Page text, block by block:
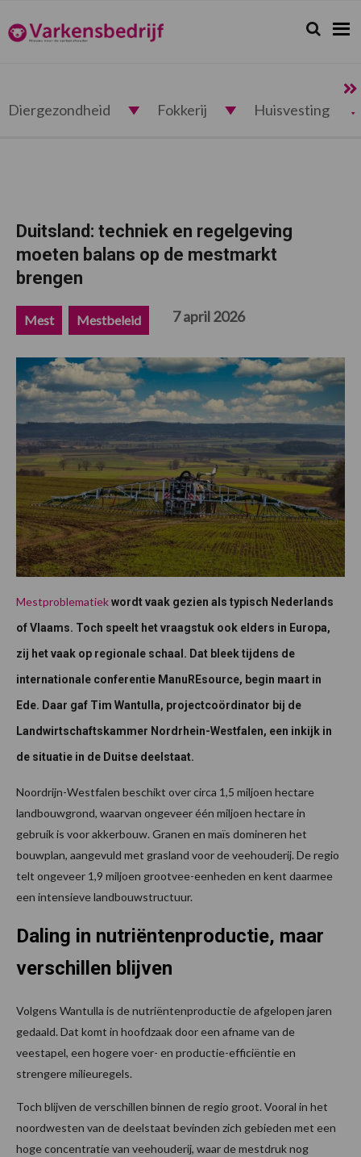
de
hoofdnavigatie
de
hoofd
de
eerste
de
voettekst
Varkensbedrijf.nl Zoeken...
Zoek
Diergezondheid Fokkerij Huisvesting
Duitsland: techniek en regelgeving
moeten balans op de mestmarkt
brengen
Mest Mestbeleid 7 april 2026
Mestproblematiekwordt vaak gezien als typisch Nederlands
of Vlaams. Toch speelt het vraagstuk ook elders in Europa,
zij het vaak op regionale schaal. Dat bleek tijdens de
internationale conferentie ManuREsource, begin maart in
Ede. Daar gaf Tim Wantulla, projectcoördinator bij de
Landwirtschaftskammer Nordrhein-Westfalen, een inkijk in
de situatie in de Duitse deelstaat.
Noordrijn-Westfalen beschikt over circa 1,5 miljoen hectare
landbouwgrond, waarvan ongeveer één miljoen hectare in
gebruik is voor akkerbouw. Granen en maïs domineren het
bouwplan, aangevuld met grasland voor de veehouderij. De regio
telt ongeveer 1,9 miljoen grootvee-eenheden en kent daarmee
een intensieve landbouwstructuur.
Daling in nutriëntenproductie, maar
verschillen blijven
Volgens Wantulla is de nutriëntenproductie de afgelopen jaren
gedaald. Dat komt in hoofdzaak door een afname van de
veestapel, een hogere voer- en productie-efficiëntie en
strengere milieuregels.
Toch blijven de verschillen binnen de regio groot. Vooral in het
noordwesten van de deelstaat bevinden zich gebieden met een
hoge concentratie van veehouderij, waar de mestdruk nog